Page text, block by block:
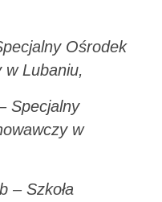
Ośrodek
w Lubaniu,
Specjalny
w
– Szkoła